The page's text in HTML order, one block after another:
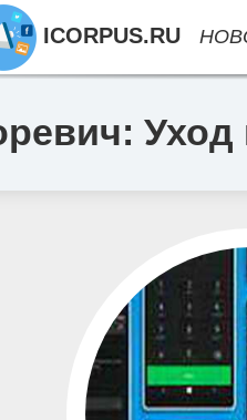
Уход
ICORPUS.RU